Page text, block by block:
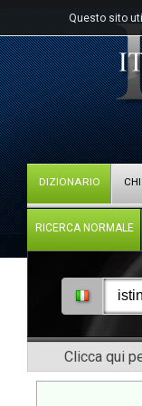
Questo sito
DIZIONARIO
RICERCA NORMALE
Clicca qui